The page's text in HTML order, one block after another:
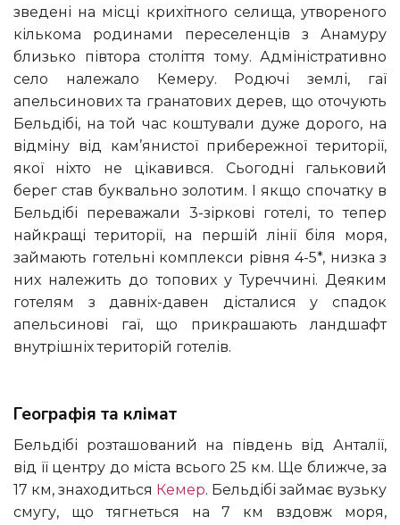
зведені на місці крихітного селища, утвореного
кількома родинами переселенців з Анамуру
близько півтора століття тому. Адміністративно
село належало Кемеру. Родючі землі, гаї
апельсинових та гранатових дерев, що оточують
Бельдібі, на той час коштували дуже дорого, на
відміну від кам’янистої прибережної території,
якої ніхто не цікавився. Сьогодні гальковий
берег став буквально золотим. І якщо спочатку в
Бельдібі переважали 3-зіркові готелі, то тепер
найкращі території, на першій лінії біля моря,
займають готельні комплекси рівня 4-5*, низка з
них належить до топових у Туреччині. Деяким
готелям з давніх-давен дісталися у спадок
апельсинові гаї, що прикрашають ландшафт
внутрішніх територій готелів.
Географія та клімат
Бельдібі розташований на південь від Анталії,
від її центру до міста всього 25 км. Ще ближче, за
17 км, знаходиться Кемер. Бельдібі займає вузьку
смугу, що тягнеться на 7 км вздовж моря,